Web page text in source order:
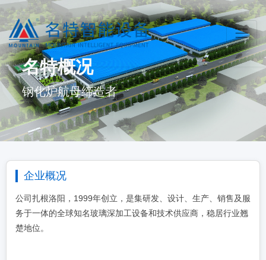
名特概况
钢化炉航母缔造者
企业概况
公司扎根洛阳，1999年创立，是集研发、设计、生产、销售及服
务于一体的全球知名玻璃深加工设备和技术供应商，稳居行业翘
楚地位。